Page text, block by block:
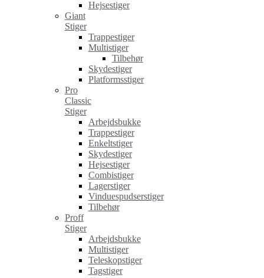
Hejsestiger
Giant
Stiger
Trappestiger
Multistiger
Tilbehør
Skydestiger
Platformsstiger
Pro
Classic
Stiger
Arbejdsbukke
Trappestiger
Enkeltstiger
Skydestiger
Hejsestiger
Combistiger
Lagerstiger
Vinduespudserstiger
Tilbehør
Proff
Stiger
Arbejdsbukke
Multistiger
Teleskopstiger
Tagstiger